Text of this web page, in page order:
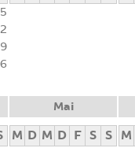
5
Mai
M D M D F S S M